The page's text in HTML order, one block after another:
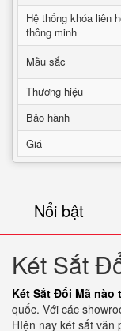
Hệ thống khóa liên
thông minh
Mầu sắc
Thương hiệu
Bảo hành
Giá
Nổi bật
Két Sắt
Két Sắt Đổi Mã nào
quốc. Với các
HIện nay két sắt văn